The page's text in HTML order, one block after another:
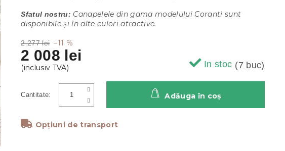
2 277 lei –11 %
2 008 lei
In stoc (7 buc)
Opțiuni de transport
Adăuga în coş
Sfatul nostru: Canapelele din gama modelului Coranti sunt
disponibile și în alte culori atractive.